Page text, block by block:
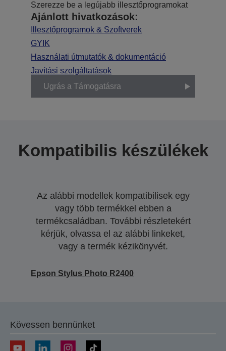
Szerezze be a legújabb illesztőprogramokat
Ajánlott hivatkozások:
Illesztőprogramok & Szoftverek
GYIK
Használati útmutatók & dokumentáció
Javítási szolgáltatások
Ugrás a Támogatásra
Kompatibilis készülékek
Az alábbi modellek kompatibilisek egy
vagy több termékkel ebben a
termékcsaládban. További részletekért
kérjük, olvassa el az alábbi linkeket,
vagy a termék kézikönyvét.
Epson Stylus Photo R2400
Kövessen bennünket